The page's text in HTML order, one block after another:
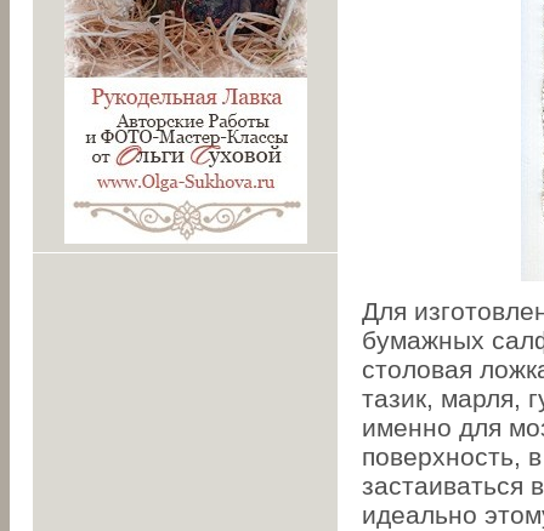
Для
бумажных
столовая
тазик, марля,
именно для
поверхность,
застаиваться
идеально